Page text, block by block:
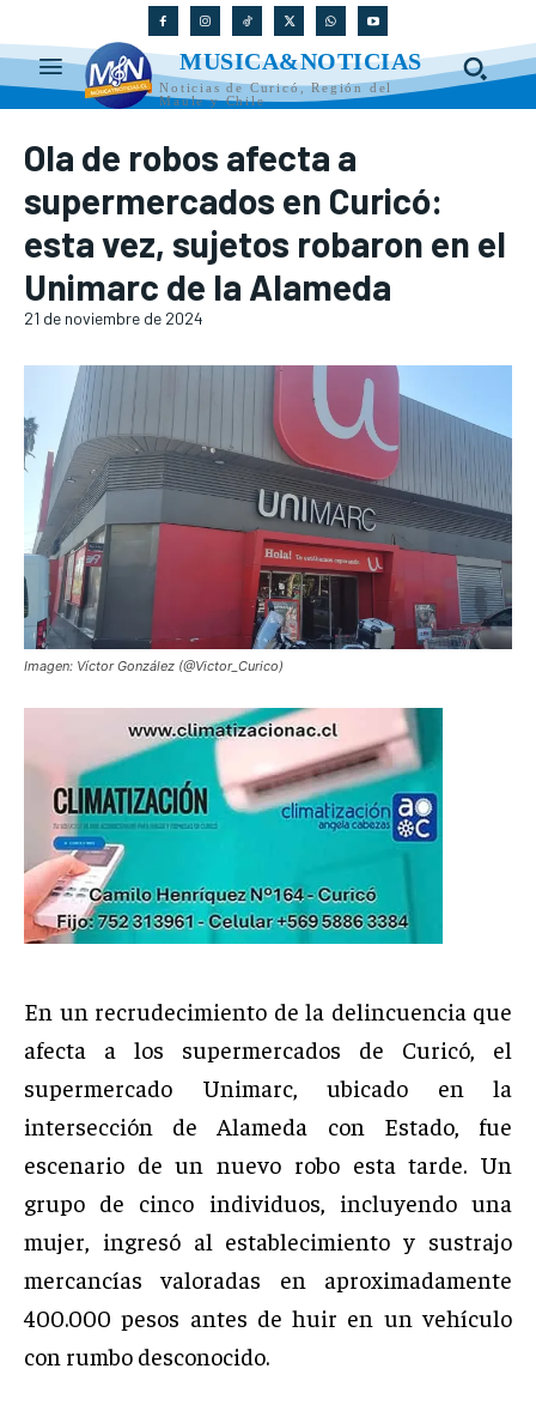
MUSICA&NOTICIAS
Noticias de Curicó, Región del
Maule y Chile
Ola de robos afecta a
supermercados en Curicó:
esta vez, sujetos robaron en el
Unimarc de la Alameda
21 de noviembre de 2024
Imagen: Víctor González (@Victor_Curico)
En un recrudecimiento de la delincuencia que
afecta a los supermercados de Curicó, el
supermercado Unimarc, ubicado en la
intersección de Alameda con Estado, fue
escenario de un nuevo robo esta tarde. Un
grupo de cinco individuos, incluyendo una
mujer, ingresó al establecimiento y sustrajo
mercancías valoradas en aproximadamente
400.000 pesos antes de huir en un vehículo
con rumbo desconocido.